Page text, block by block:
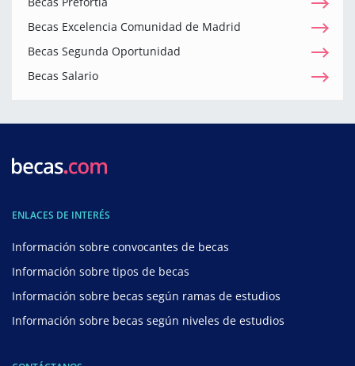
Becas Excelencia Comunidad de Madrid
Becas Segunda Oportunidad
Becas Salario
ENLACES DE INTERÉS
Información sobre convocantes de becas
Información sobre tipos de becas
Información sobre becas según ramas de estudios
Información sobre becas según niveles de estudios